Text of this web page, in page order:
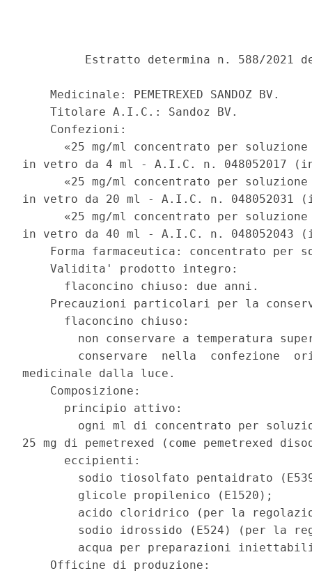
Estratto determina n. 588/2021
    Medicinale: PEMETREXED SANDOZ BV.
    Titolare A.I.C.: Sandoz BV.
    Confezioni:
«25 mg/ml concentrato per
in vetro da 4 ml - A.I.C. n. 048052017
«25 mg/ml concentrato per
in vetro da 20 ml - A.I.C. n. 048052031
«25 mg/ml concentrato per
in vetro da 40 ml - A.I.C. n. 048052043
Forma farmaceutica: concentrato per
    Validita' prodotto integro:
      flaconcino chiuso: due anni.
Precauzioni particolari per la
      flaconcino chiuso:
non conservare a temperatura
conservare  nella  confezione
medicinale dalla luce.
    Composizione:
      principio attivo:
ogni ml di concentrato per
25 mg di pemetrexed (come pemetrexed
      eccipienti:
sodio tiosolfato pentaidrato
        glicole propilenico (E1520);
acido cloridrico (per la
sodio idrossido (E524) (per la
acqua per preparazioni
    Officine di produzione: